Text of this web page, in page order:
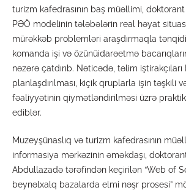
turizm kafedrasının baş müəllimi,
PƏÖ modelinin tələbələrin real həyat
mürəkkəb problemləri araşdırmaqla
komanda işi və özünüidarəetmə
nəzərə çatdırıb. Nəticədə, təlim
planlaşdırılması, kiçik qruplarla işin təşkili
fəaliyyətinin qiymətləndirilməsi üzrə
ediblər.
Muzeyşünaslıq və turizm kafedrasının
informasiya mərkəzinin əməkdaşı,
Abdullazadə tərəfindən keçirilən “Web of
beynəlxalq bazalarda elmi nəşr prosesi”